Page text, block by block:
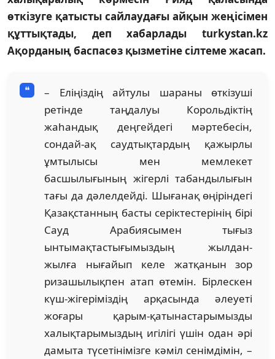
өткізуге қатысты сайлаудағы айқын жеңісімен
құттықтады, деп хабарлады turkystan.kz
Ақорданың баспасөз қызметіне сілтеме жасап.
– Еліңіздің айтулы шараны өткізуші
ретінде таңдалуы Корольдіктің
жаһандық деңгейдегі мәртебесін,
сондай-ақ саудтықтардың қажырлы
ұмтылысы мен мемлекет
басшылығының жігерлі табандылығын
тағы да дәлелдейді. Шығанақ өңіріндегі
Қазақстанның басты серіктестерінің бірі
Сауд Арабиясымен тығыз
ынтымақтастығымыздың жылдан-
жылға нығайып келе жатқанын зор
ризашылықпен атап өтемін. Бірлескен
күш-жігеріміздің арқасында әлеуеті
жоғары қарым-қатынастарымызды
халықтарымыздың игілігі үшін одан әрі
дамыта түсетінімізге кәміл сенімдімін, –